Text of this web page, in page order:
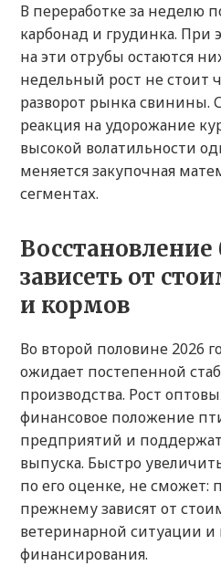
В переработке за неделю
карбонад и грудинка. При
на эти отрубы остаются
недельный рост не стоит
разворот рынка свинины.
реакция на удорожание
высокой волатильности
меняется закупочная
сегментах.
Восстановление
зависеть от
и кормов
Во второй половине 2026
ожидает постепенной
производства. Рост
финансовое положение
предприятий и
выпуска. Быстро
по его оценке, не сможет:
прежнему зависят от
ветеринарной ситуации
финансирования.